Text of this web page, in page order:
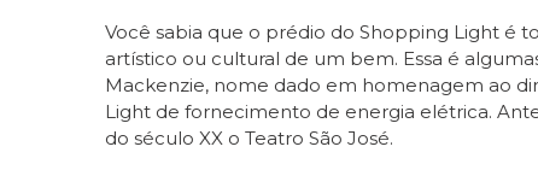
Você sabia que o prédio do Shopping Light é
artístico ou cultural de um bem. Essa é
Mackenzie, nome dado em homenagem ao
Light de fornecimento de energia elétrica.
do século XX o Teatro São José.